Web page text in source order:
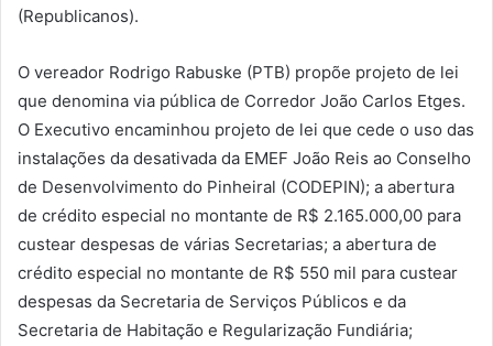
(Republicanos).
O vereador Rodrigo Rabuske (PTB) propõe projeto de lei
que denomina via pública de Corredor João Carlos Etges.
O Executivo encaminhou projeto de lei que cede o uso das
instalações da desativada da EMEF João Reis ao Conselho
de Desenvolvimento do Pinheiral (CODEPIN); a abertura
de crédito especial no montante de R$ 2.165.000,00 para
custear despesas de várias Secretarias; a abertura de
crédito especial no montante de R$ 550 mil para custear
despesas da Secretaria de Serviços Públicos e da
Secretaria de Habitação e Regularização Fundiária;